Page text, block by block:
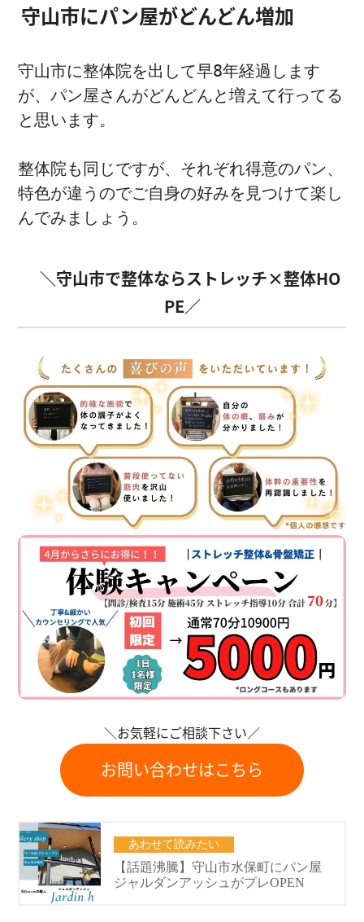
守山市にパン屋がどんどん増加
守山市に整体院を出して早8年経過します
が、パン屋さんがどんどんと増えて行ってる
と思います。
整体院も同じですが、それぞれ得意のパン、
特色が違うのでご自身の好みを見つけて楽し
んでみましょう。
＼守山市で整体ならストレッチ×整体HO
PE／
＼お気軽にご相談下さい／
お問い合わせはこちら